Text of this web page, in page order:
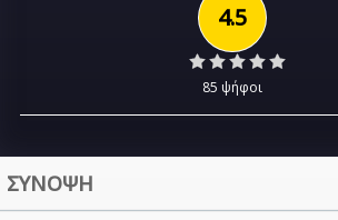
4.5
85 ψήφοι
ΣΥΝΟΨΗ